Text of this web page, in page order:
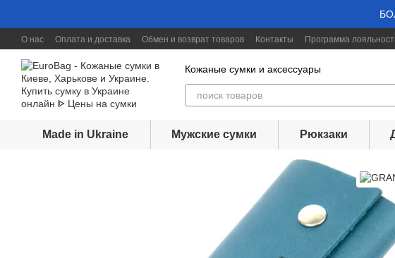
О нас Оплата и доставка Обмен и возврат товаров Контакты Программа
Кожаные сумки и аксессуары
Made in Ukraine Мужские сумки Рюкзаки